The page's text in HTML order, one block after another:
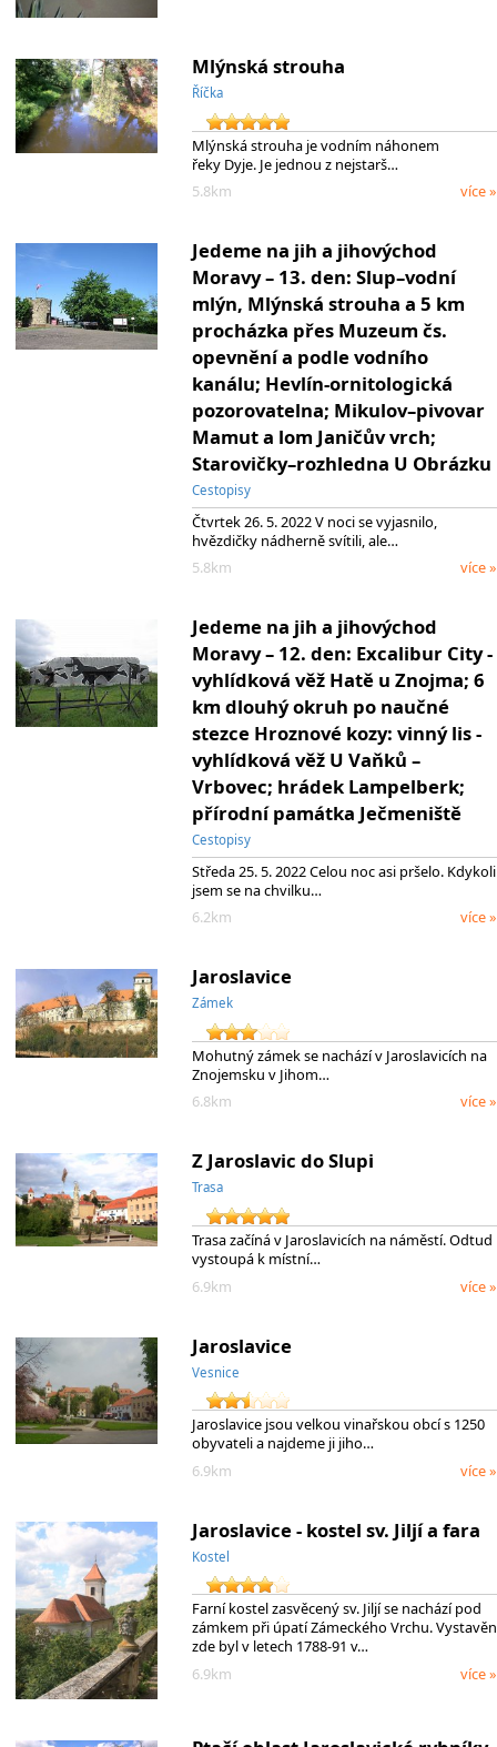
Mlýnská strouha
Říčka
Mlýnská strouha je vodním náhonem
řeky Dyje. Je jednou z nejstarš…
5.8km
více »
Jedeme na jih a jihovýchod
Moravy – 13. den: Slup–vodní
mlýn, Mlýnská strouha a 5 km
procházka přes Muzeum čs.
opevnění a podle vodního
kanálu; Hevlín-ornitologická
pozorovatelna; Mikulov–pivovar
Mamut a lom Janičův vrch;
Starovičky–rozhledna U Obrázku
Cestopisy
Čtvrtek 26. 5. 2022 V noci se vyjasnilo,
hvězdičky nádherně svítili, ale…
5.8km
více »
Jedeme na jih a jihovýchod
Moravy – 12. den: Excalibur City -
vyhlídková věž Hatě u Znojma; 6
km dlouhý okruh po naučné
stezce Hroznové kozy: vinný lis -
vyhlídková věž U Vaňků –
Vrbovec; hrádek Lampelberk;
přírodní památka Ječmeniště
Cestopisy
Středa 25. 5. 2022 Celou noc asi pršelo. Kdykoli
jsem se na chvilku…
6.2km
více »
Jaroslavice
Zámek
Mohutný zámek se nachází v Jaroslavicích na
Znojemsku v Jihom…
6.8km
více »
Z Jaroslavic do Slupi
Trasa
Trasa začíná v Jaroslavicích na náměstí. Odtud
vystoupá k místní…
6.9km
více »
Jaroslavice
Vesnice
Jaroslavice jsou velkou vinařskou obcí s 1250
obyvateli a najdeme ji jiho…
6.9km
více »
Jaroslavice - kostel sv. Jiljí a fara
Kostel
Farní kostel zasvěcený sv. Jiljí se nachází pod
zámkem při úpatí Zámeckého Vrchu. Vystavěn
zde byl v letech 1788-91 v…
6.9km
více »